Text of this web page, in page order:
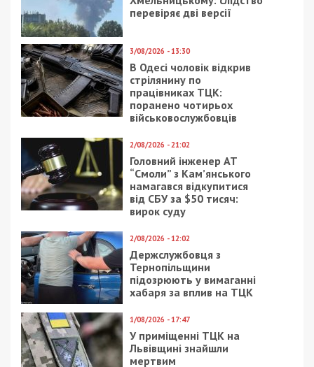
Прокурор спільно з колишньою дружиною
володіє HYUNDAI SANTA FE 2013 року випуску
та орендує FORD FIESTA 2013 року випуску.
Дружина Ганна Малєєва володіє NISSAN TEANA
2008 року випуску.
Дохід від Олександра Малєєва від Офісу
Генпрокурора за 2024 рік становив 1 344 098
грн та страхові виплати 15 052 грн. На
банківських рахунках прокурор зберігає 562 478
грн та готівкою $2 500.
Facebook
Telegram
Twitter
WhatsApp
ViberEmail
Категории:Люди,Популярні новини
,прокурор
Рекламні блоки дають нам змогу
залишатися незалежними ЗМІ, а вам -
отримувати найсвіжіші новини під ними.
Приєднуйтесь також до 49000 в Google News. Слідкуйте
за останніми новинами!